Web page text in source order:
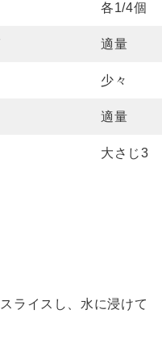
各1/4個
適量
少々
適量
大さじ3
ライスし、水に浸けて